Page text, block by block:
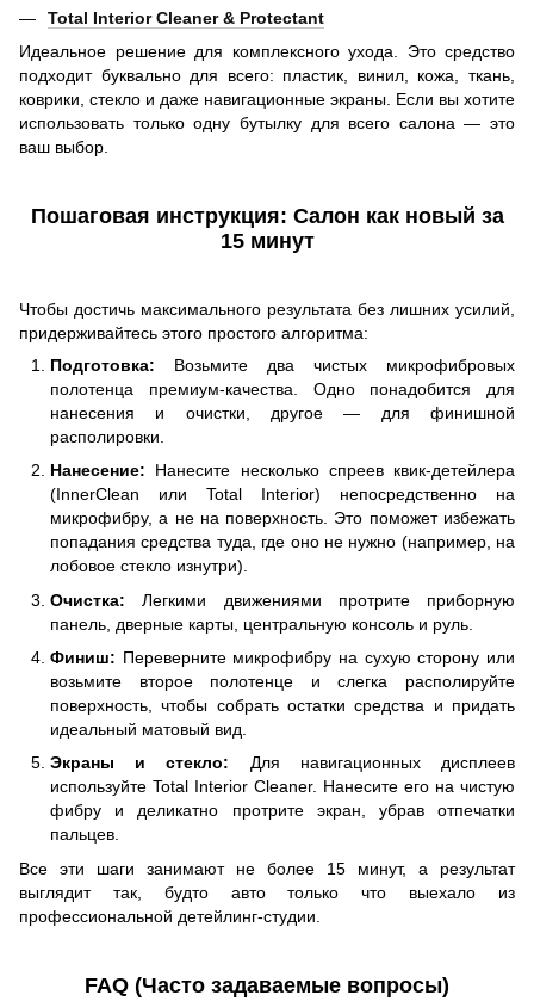
Total Interior Cleaner & Protectant
Идеальное решение для комплексного ухода. Это средство
подходит буквально для всего: пластик, винил, кожа, ткань,
коврики, стекло и даже навигационные экраны. Если вы хотите
использовать только одну бутылку для всего салона — это
ваш выбор.
Пошаговая инструкция: Салон как новый за
15 минут
Чтобы достичь максимального результата без лишних усилий,
придерживайтесь этого простого алгоритма:
Подготовка: Возьмите два чистых микрофибровых
полотенца премиум-качества. Одно понадобится для
нанесения и очистки, другое — для финишной
располировки.
Нанесение: Нанесите несколько спреев квик-детейлера
(InnerClean или Total Interior) непосредственно на
микрофибру, а не на поверхность. Это поможет избежать
попадания средства туда, где оно не нужно (например, на
лобовое стекло изнутри).
Очистка: Легкими движениями протрите приборную
панель, дверные карты, центральную консоль и руль.
Финиш: Переверните микрофибру на сухую сторону или
возьмите второе полотенце и слегка располируйте
поверхность, чтобы собрать остатки средства и придать
идеальный матовый вид.
Экраны и стекло: Для навигационных дисплеев
используйте Total Interior Cleaner. Нанесите его на чистую
фибру и деликатно протрите экран, убрав отпечатки
пальцев.
Все эти шаги занимают не более 15 минут, а результат
выглядит так, будто авто только что выехало из
профессиональной детейлинг-студии.
FAQ (Часто задаваемые вопросы)